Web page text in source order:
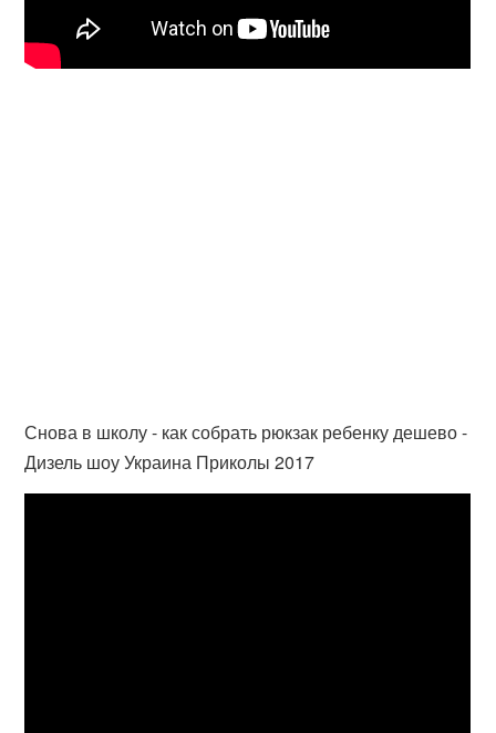
Снова в школу - как собрать рюкзак ребенку дешево -
Дизель шоу Украина Приколы 2017